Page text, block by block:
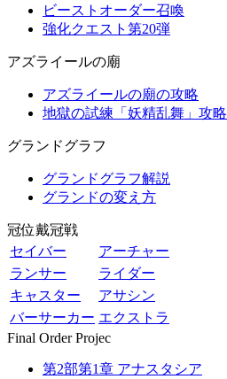
ビーストオーダー召喚
強化クエスト第20弾
アズライールの廟
アズライールの廟の攻略
地獄の試練「妖精乱舞」攻略
グランドグラフ
グランドグラフ解説
グランドの変え方
冠位戴冠戦
セイバー
アーチャー
ランサー
ライダー
キャスター
アサシン
バーサーカー エクストラ
Final Order Projec
第2部第1章 アナスタシア